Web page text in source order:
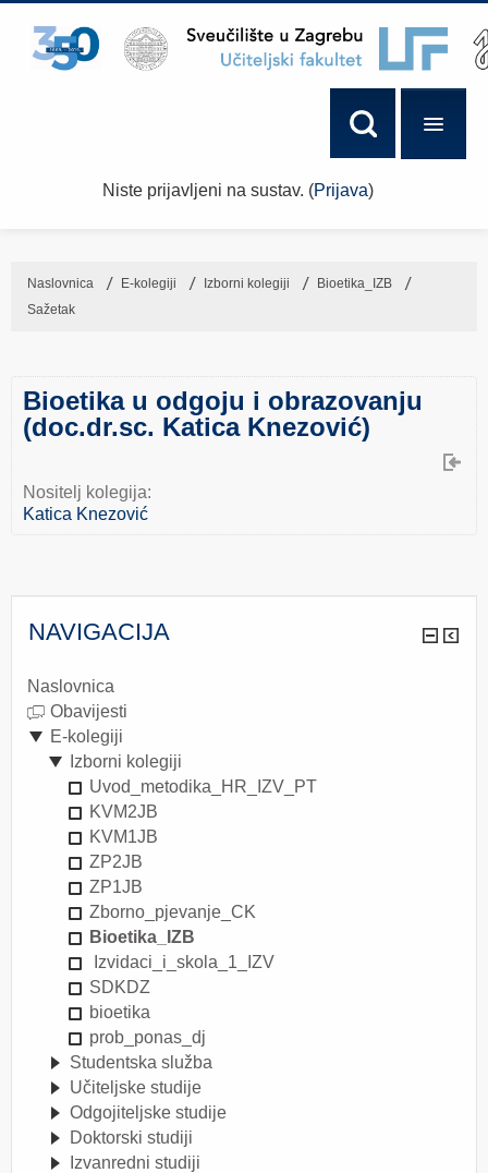
Niste prijavljeni na sustav. (Prijava)
Naslovnica → E-kolegiji → Izborni kolegiji → Bioetika_IZB
→
Sažetak
Bioetika u odgoju i obrazovanju
(doc.dr.sc. Katica Knezović)
Nositelj kolegija:
Katica Knezović
NAVIGACIJA
Naslovnica
Obavijesti
E-kolegiji
Izborni kolegiji
Uvod_metodika_HR_IZV_PT
KVM2JB
KVM1JB
ZP2JB
ZP1JB
Zborno_pjevanje_CK
Bioetika_IZB
Izvidaci_i_skola_1_IZV
SDKDZ
bioetika
prob_ponas_dj
Studentska služba
Učiteljske studije
Odgojiteljske studije
Doktorski studiji
Izvanredni studiji